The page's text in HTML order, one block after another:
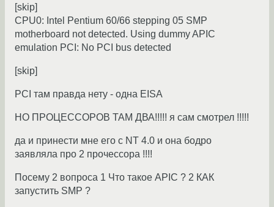
[skip]
CPU0: Intel Pentium 60/66 stepping 05 SMP
motherboard not detected. Using dummy APIC
emulation PCI: No PCI bus detected
[skip]
PCI там правда нету - одна EISA
НО ПРОЦЕССОРОВ ТАМ ДВА!!!!! я сам смотрел !!!!!
да и принести мне его с NT 4.0 и она бодро
заявляла про 2 прочессора !!!!
Посему 2 вопроса 1 Что такое APIC ? 2 КАК
запустить SMP ?